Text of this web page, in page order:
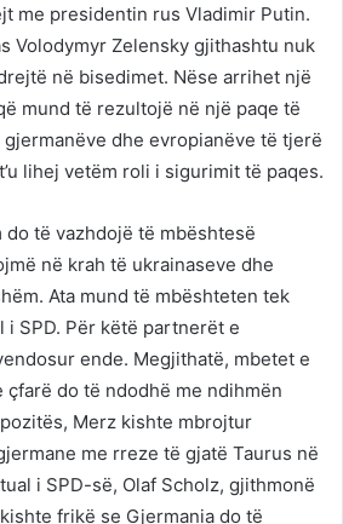
me presidentin rus Vladimir Putin.
Volodymyr Zelensky gjithashtu nuk
në bisedimet. Nëse arrihet një
mund të rezultojë në një paqe të
dhe evropianëve të tjerë
lihej vetëm roli i sigurimit të paqes.
do të vazhdojë të mbështesë
në krah të ukrainaseve dhe
Ata mund të mbështeten tek
i SPD. Për këtë partnerët e
ende. Megjithatë, mbetet e
çfarë do të ndodhë me ndihmën
Merz kishte mbrojtur
me rreze të gjatë Taurus në
i SPD-së, Olaf Scholz, gjithmonë
frikë se Gjermania do të